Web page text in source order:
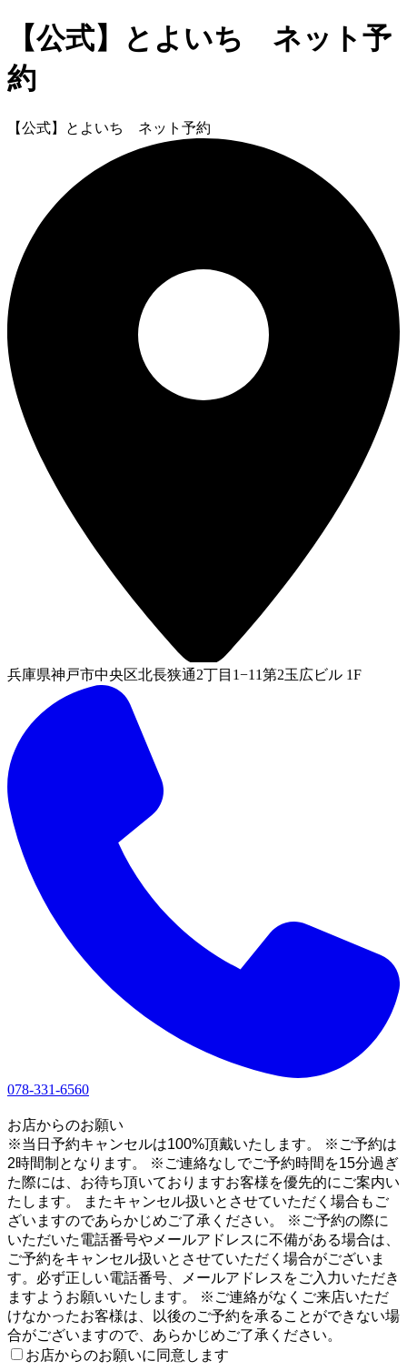
【公式】とよいち ネット予
約
【公式】とよいち ネット予約
兵庫県神戸市中央区北長狭通2丁目1−11第2玉広ビル 1F
078-331-6560
お店からのお願い
※当日予約キャンセルは100%頂戴いたします。 ※ご予約は
2時間制となります。 ※ご連絡なしでご予約時間を15分過ぎ
た際には、お待ち頂いておりますお客様を優先的にご案内い
たします。 またキャンセル扱いとさせていただく場合もご
ざいますのであらかじめご了承ください。 ※ご予約の際に
いただいた電話番号やメールアドレスに不備がある場合は、
ご予約をキャンセル扱いとさせていただく場合がございま
す。必ず正しい電話番号、メールアドレスをご入力いただき
ますようお願いいたします。 ※ご連絡がなくご来店いただ
けなかったお客様は、以後のご予約を承ることができない場
合がございますので、あらかじめご了承ください。
お店からのお願いに同意します